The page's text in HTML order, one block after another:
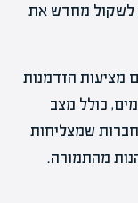
לשקול מחדש את
מציעות הזדמנות
כולל מצב
שמצליחות
מהתמורה.